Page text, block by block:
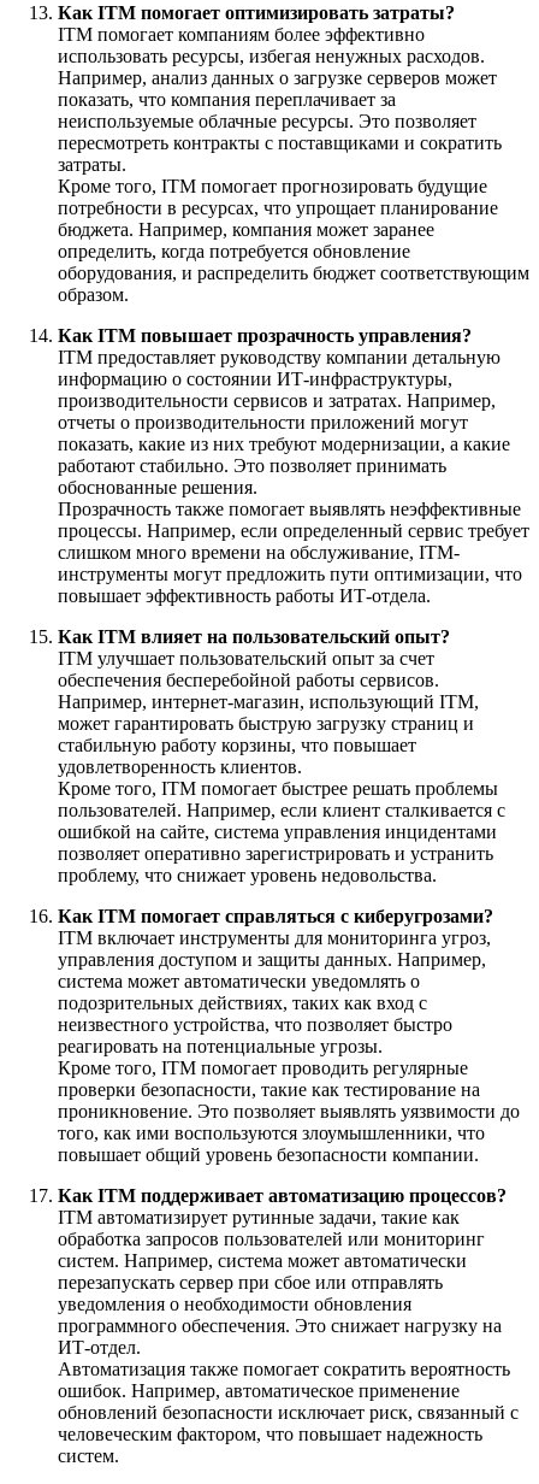
Как ITM помогает оптимизировать затраты?
ITM помогает компаниям более эффективно
использовать ресурсы, избегая ненужных расходов.
Например, анализ данных о загрузке серверов может
показать, что компания переплачивает за
неиспользуемые облачные ресурсы. Это позволяет
пересмотреть контракты с поставщиками и сократить
затраты.
Кроме того, ITM помогает прогнозировать будущие
потребности в ресурсах, что упрощает планирование
бюджета. Например, компания может заранее
определить, когда потребуется обновление
оборудования, и распределить бюджет соответствующим
образом.
Как ITM повышает прозрачность управления?
ITM предоставляет руководству компании детальную
информацию о состоянии ИТ-инфраструктуры,
производительности сервисов и затратах. Например,
отчеты о производительности приложений могут
показать, какие из них требуют модернизации, а какие
работают стабильно. Это позволяет принимать
обоснованные решения.
Прозрачность также помогает выявлять неэффективные
процессы. Например, если определенный сервис требует
слишком много времени на обслуживание, ITM-
инструменты могут предложить пути оптимизации, что
повышает эффективность работы ИТ-отдела.
Как ITM влияет на пользовательский опыт?
ITM улучшает пользовательский опыт за счет
обеспечения бесперебойной работы сервисов.
Например, интернет-магазин, использующий ITM,
может гарантировать быструю загрузку страниц и
стабильную работу корзины, что повышает
удовлетворенность клиентов.
Кроме того, ITM помогает быстрее решать проблемы
пользователей. Например, если клиент сталкивается с
ошибкой на сайте, система управления инцидентами
позволяет оперативно зарегистрировать и устранить
проблему, что снижает уровень недовольства.
Как ITM помогает справляться с киберугрозами?
ITM включает инструменты для мониторинга угроз,
управления доступом и защиты данных. Например,
система может автоматически уведомлять о
подозрительных действиях, таких как вход с
неизвестного устройства, что позволяет быстро
реагировать на потенциальные угрозы.
Кроме того, ITM помогает проводить регулярные
проверки безопасности, такие как тестирование на
проникновение. Это позволяет выявлять уязвимости до
того, как ими воспользуются злоумышленники, что
повышает общий уровень безопасности компании.
Как ITM поддерживает автоматизацию процессов?
ITM автоматизирует рутинные задачи, такие как
обработка запросов пользователей или мониторинг
систем. Например, система может автоматически
перезапускать сервер при сбое или отправлять
уведомления о необходимости обновления
программного обеспечения. Это снижает нагрузку на
ИТ-отдел.
Автоматизация также помогает сократить вероятность
ошибок. Например, автоматическое применение
обновлений безопасности исключает риск, связанный с
человеческим фактором, что повышает надежность
систем.